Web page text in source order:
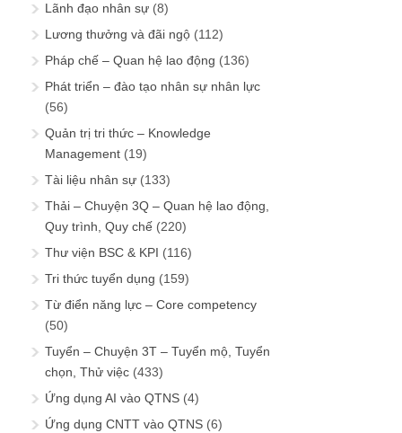
Lãnh đạo nhân sự (8)
Lương thưởng và đãi ngộ (112)
Pháp chế – Quan hệ lao động (136)
Phát triển – đào tạo nhân sự nhân lực
(56)
Quản trị tri thức – Knowledge
Management (19)
Tài liệu nhân sự (133)
Thải – Chuyện 3Q – Quan hệ lao động,
Quy trình, Quy chế (220)
Thư viện BSC & KPI (116)
Tri thức tuyển dụng (159)
Từ điển năng lực – Core competency
(50)
Tuyển – Chuyện 3T – Tuyển mộ, Tuyển
chọn, Thử việc (433)
Ứng dụng AI vào QTNS (4)
Ứng dụng CNTT vào QTNS (6)